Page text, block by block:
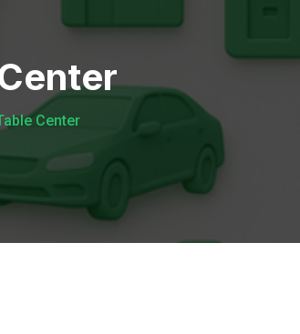
Center